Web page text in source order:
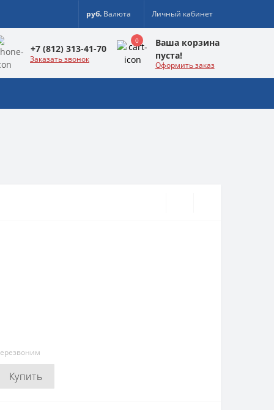
руб. Валюта Личный кабинет
+7 (812) 313-41-70
Заказать звонок
0
Ваша корзина
пуста!
Оформить заказ
Купить